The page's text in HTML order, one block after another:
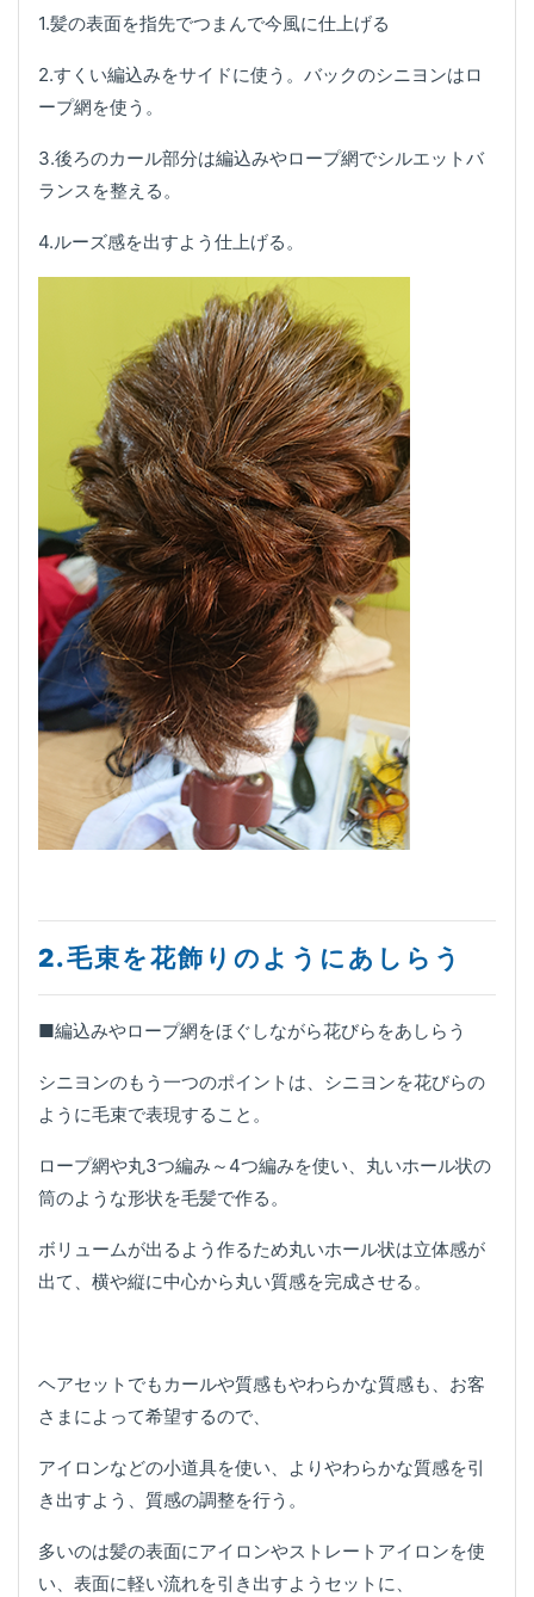
1.髪の表面を指先でつまんで今風に仕上げる
2.すくい編込みをサイドに使う。バックのシニヨンはロ
ープ網を使う。
3.後ろのカール部分は編込みやロープ網でシルエットバ
ランスを整える。
4.ルーズ感を出すよう仕上げる。
2.毛束を花飾りのようにあしらう
■編込みやロープ網をほぐしながら花びらをあしらう
シニヨンのもう一つのポイントは、シニヨンを花びらの
ように毛束で表現すること。
ロープ網や丸3つ編み～4つ編みを使い、丸いホール状の
筒のような形状を毛髪で作る。
ボリュームが出るよう作るため丸いホール状は立体感が
出て、横や縦に中心から丸い質感を完成させる。
ヘアセットでもカールや質感もやわらかな質感も、お客
さまによって希望するので、
アイロンなどの小道具を使い、よりやわらかな質感を引
き出すよう、質感の調整を行う。
多いのは髪の表面にアイロンやストレートアイロンを使
い、表面に軽い流れを引き出すようセットに、